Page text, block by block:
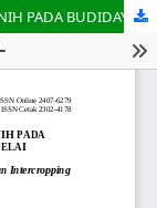
PERTUMBUHAN, PRODUKSI, DAN VIGOR BENIH PADA BUDIDAYA TUMPANGSARI SORGUM-KEDELAI